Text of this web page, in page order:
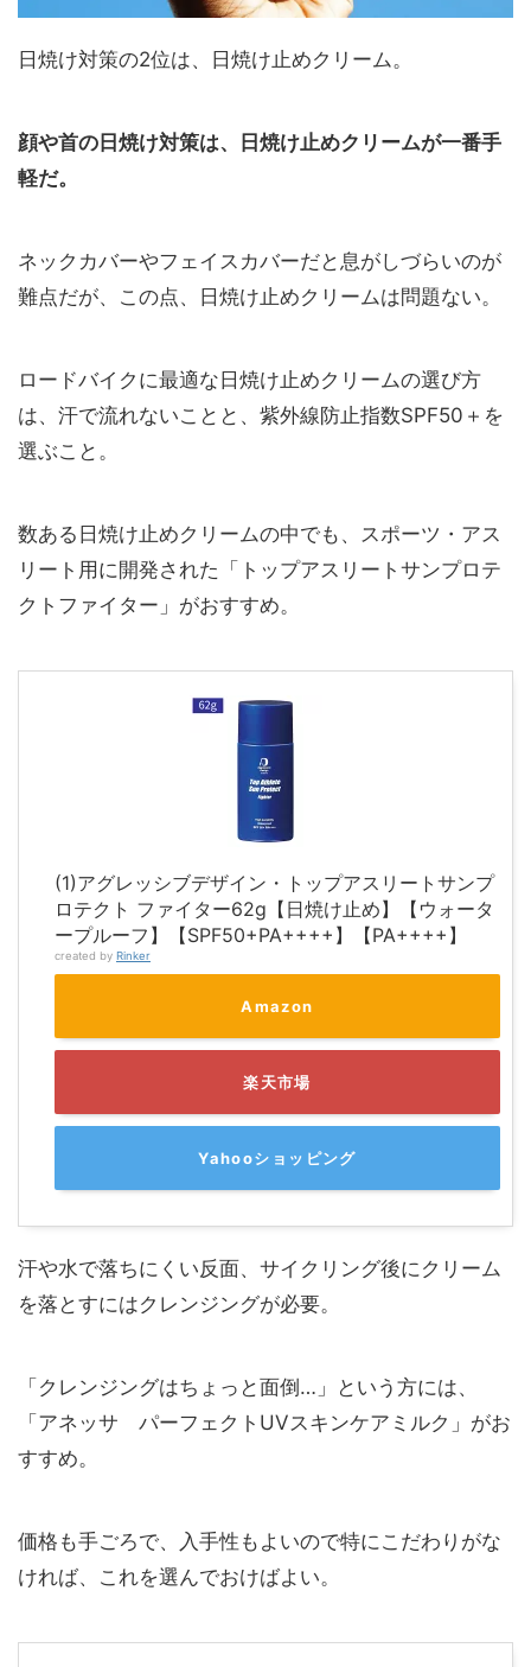
日焼け対策の2位は、日焼け止めクリーム。
顔や首の日焼け対策は、日焼け止めクリームが一番手
軽だ。
ネックカバーやフェイスカバーだと息がしづらいのが
難点だが、この点、日焼け止めクリームは問題ない。
ロードバイクに最適な日焼け止めクリームの選び方
は、汗で流れないことと、紫外線防止指数SPF50＋を
選ぶこと。
数ある日焼け止めクリームの中でも、スポーツ・アス
リート用に開発された「トップアスリートサンプロテ
クトファイター」がおすすめ。
(1)アグレッシブデザイン・トップアスリートサンプ
ロテクト ファイター62g【日焼け止め】【ウォータ
ープルーフ】【SPF50+PA++++】【PA++++】
created by Rinker
Amazon
楽天市場
Yahooショッピング
汗や水で落ちにくい反面、サイクリング後にクリーム
を落とすにはクレンジングが必要。
「クレンジングはちょっと面倒…」という方には、
「アネッサ パーフェクトUVスキンケアミルク」がお
すすめ。
価格も手ごろで、入手性もよいので特にこだわりがな
ければ、これを選んでおけばよい。